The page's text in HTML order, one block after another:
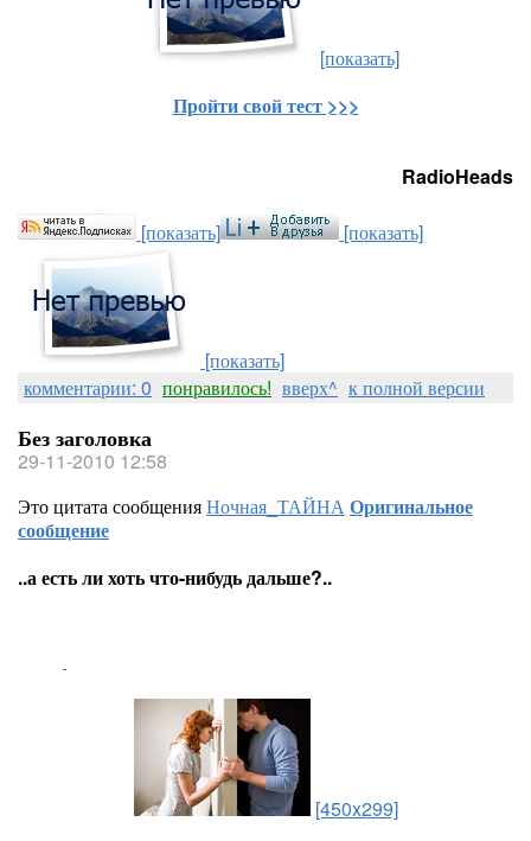
[показать]
Пройти свой тест >>>
RadioHeads
[показать] [показать]
[показать]
комментарии: 0 понравилось! вверх^ к полной версии
Без заголовка
29-11-2010 12:58
Это цитата сообщенияНочная_ТАЙНАОригинальное
сообщение
..а есть ли хоть что-нибудь дальше?..
[450x299]